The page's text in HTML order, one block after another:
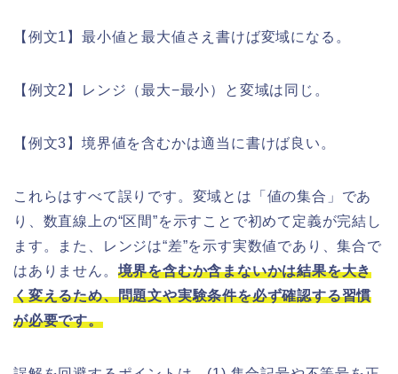
【例文1】最小値と最大値さえ書けば変域になる。
【例文2】レンジ（最大−最小）と変域は同じ。
【例文3】境界値を含むかは適当に書けば良い。
これらはすべて誤りです。変域とは「値の集合」であ
り、数直線上の“区間”を示すことで初めて定義が完結し
ます。また、レンジは“差”を示す実数値であり、集合で
はありません。 境界を含むか含まないかは結果を大き
く変えるため、問題文や実験条件を必ず確認する習慣
が必要です。